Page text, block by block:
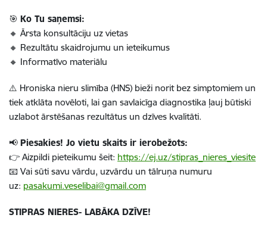
🎯 Ko Tu saņemsi:
🔸 Ārsta konsultāciju uz vietas
🔸 Rezultātu skaidrojumu un ieteikumus
🔸 Informatīvo materiālu
⚠️ Hroniska nieru slimība (HNS) bieži norit bez simptomiem un
tiek atklāta novēloti, lai gan savlaicīga diagnostika ļauj būtiski
uzlabot ārstēšanas rezultātus un dzīves kvalitāti.
📢 Piesakies! Jo vietu skaits ir ierobežots:
👉 Aizpildi pieteikumu šeit: https://ej.uz/stipras_nieres_viesite
📧 Vai sūti savu vārdu, uzvārdu un tālruņa numuru
uz: pasakumi.veselibai@gmail.com
STIPRAS NIERES- LABĀKA DZĪVE!